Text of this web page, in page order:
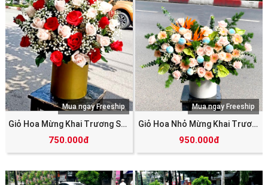
Giỏ Hoa Mừng Khai Trương SHV_5779
750.000đ
Mua ngay Freeship
Giỏ Hoa Nhỏ Mừng Khai Trương SHV_5775
950.000đ
Mua ngay Freeship